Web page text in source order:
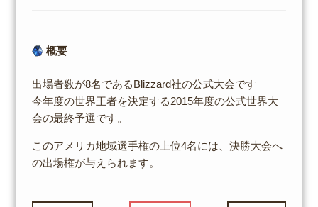
概要
出場者数が8名であるBlizzard社の公式大会です
今年度の世界王者を決定する2015年度の公式世界大
会の最終予選です。
このアメリカ地域選手権の上位4名には、決勝大会へ
の出場権が与えられます。